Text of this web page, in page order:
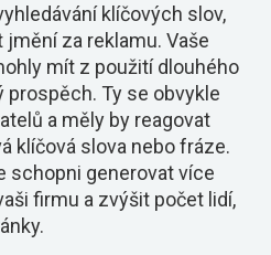
klíčových slov,
za reklamu. Vaše
mít z použití dlouhého
prospěch. Ty se obvykle
a měly by reagovat
klíčová slova nebo fráze.
schopni generovat více
firmu a zvýšit počet lidí,